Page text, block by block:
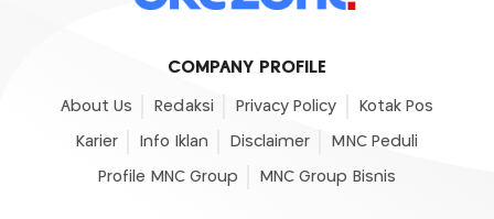
COMPANY PROFILE
About Us Redaksi Privacy Policy Kotak Pos
Karier Info Iklan Disclaimer MNC Peduli
Profile MNC Group MNC Group Bisnis